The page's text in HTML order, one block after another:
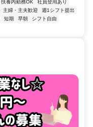
扶養内勤務OK
社員登用あり
主婦・主夫歓迎
週1シフト提出
短期 早朝
シフト自由